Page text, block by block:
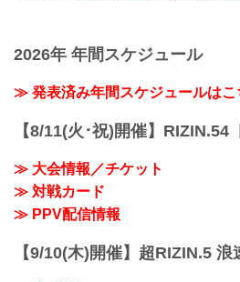
2026年 年間スケジュール
≫ 発表済み年間スケジュールはこ
【8/11(火･祝)開催】RIZIN.54
≫ 大会情報／チケット
≫ 対戦カード
≫ PPV配信情報
【9/10(木)開催】超RIZIN.5 浪